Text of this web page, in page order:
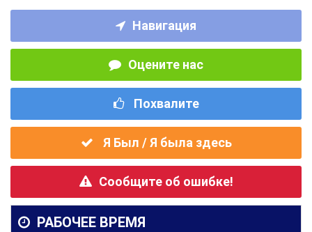
Навигация
Оцените нас
Похвалите
Я Был / Я была здесь
Сообщите об ошибке!
РАБОЧЕЕ ВРЕМЯ